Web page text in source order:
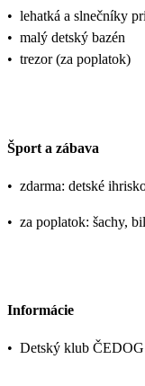
• lehatká a slnečníky
• malý detský bazén
• trezor (za poplatok)
Šport a zábava
• zdarma: detské
• za poplatok: šachy,
Informácie
• Detský klub ČEDOG